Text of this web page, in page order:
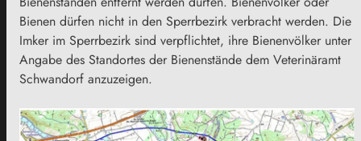
Bienen dürfen nicht in den Sperrbezirk verbracht werden. Die
Imker im Sperrbezirk sind verpflichtet, ihre Bienenvölker unter
Angabe des Standortes der Bienenstände dem Veterinäramt
Schwandorf anzuzeigen.